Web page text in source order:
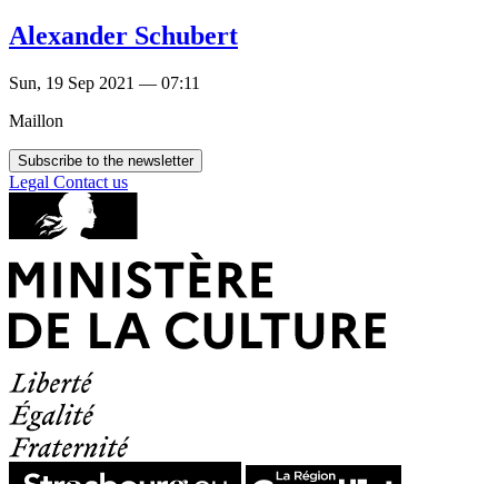
Alexander Schubert
Sun, 19 Sep 2021 — 07:11
Maillon
Subscribe to the newsletter
Legal Contact us